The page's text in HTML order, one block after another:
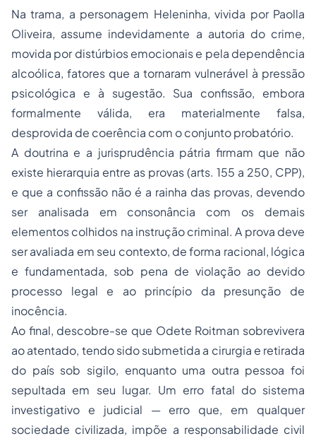
Na trama, a personagem Heleninha, vivida por Paolla
Oliveira, assume indevidamente a autoria do crime,
movida por distúrbios emocionais e pela dependência
alcoólica, fatores que a tornaram vulnerável à pressão
psicológica e à sugestão. Sua confissão, embora
formalmente válida, era materialmente falsa,
desprovida de coerência com o conjunto probatório.
A doutrina e a jurisprudência pátria firmam que não
existe hierarquia entre as provas (arts. 155 a 250, CPP),
e que a confissão não é a rainha das provas, devendo
ser analisada em consonância com os demais
elementos colhidos na instrução criminal. A prova deve
ser avaliada em seu contexto, de forma racional, lógica
e fundamentada, sob pena de violação ao devido
processo legal e ao princípio da presunção de
inocência.
Ao final, descobre-se que Odete Roitman sobrevivera
ao atentado, tendo sido submetida a cirurgia e retirada
do país sob sigilo, enquanto uma outra pessoa foi
sepultada em seu lugar. Um erro fatal do sistema
investigativo e judicial — erro que, em qualquer
sociedade civilizada, impõe a responsabilidade civil